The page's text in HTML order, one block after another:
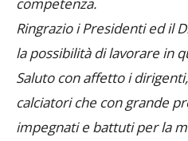
Ringrazio i Presidenti ed il
la possibilità di lavorare in
Saluto con affetto i
calciatori che con grande
impegnati e battuti per la